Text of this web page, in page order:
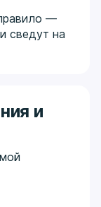
—
сведут на
и